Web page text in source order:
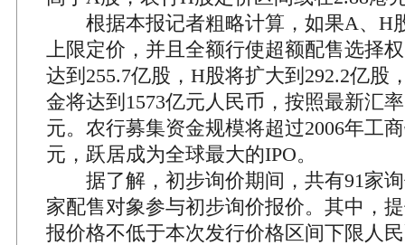
根据本报记者粗略计算，如果A、H
上限定价，并且全额行使超额配售选择
达到255.7亿股，H股将扩大到292.2亿股
金将达到1573亿元人民币，按照最新汇
元。农行募集资金规模将超过2006年工
元，跃居成为全球最大的IPO。
据了解，初步询价期间，共有91家询
家配售对象参与初步询价报价。其中，
报价格不低于本次发行价格区间下限人